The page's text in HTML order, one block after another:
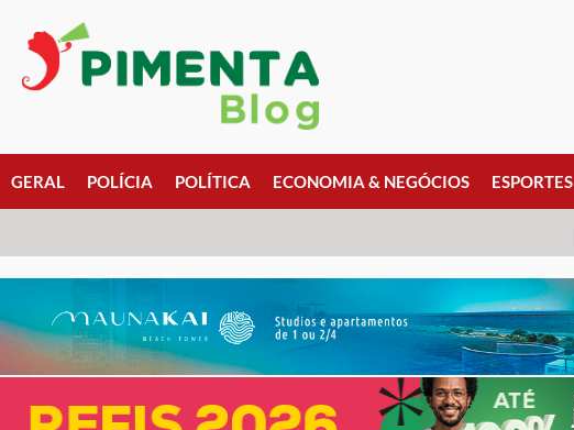
GERAL POLÍCIA POLÍTICA ECONOMIA & NEGÓCIOS ESPORTES